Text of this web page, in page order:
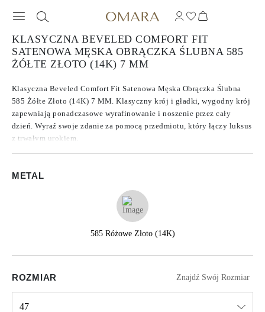
KLASYCZNA BEVELED COMFORT FIT
SATENOWA MĘSKA OBRĄCZKA ŚLUBNA 585
ŻÓŁTE ZŁOTO (14K) 7 MM
Klasyczna Beveled Comfort Fit Satenowa Męska Obrączka Ślubna
585 Żółte Złoto (14K) 7 MM. Klasyczny krój i gładki, wygodny krój
zapewniają ponadczasowe wyrafinowanie i noszenie przez cały
dzień. Wyraź swoje zdanie za pomocą przedmiotu, który łączy luksus
z trwałym urokiem.
METAL
585 Różowe Złoto (14K)
ROZMIAR Znajdź Swój Rozmiar
47